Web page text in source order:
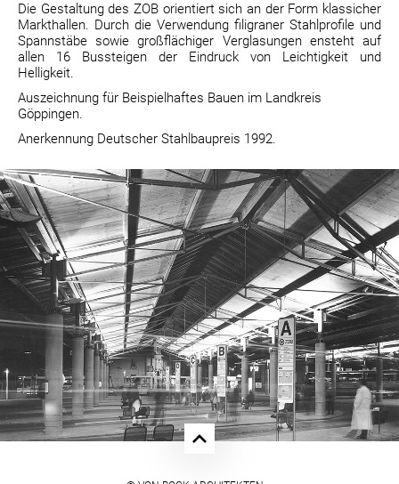
Die Gestaltung des ZOB orientiert sich an der Form klassicher
Markthallen. Durch die Verwendung filigraner Stahlprofile und
Spannstäbe sowie großflächiger Verglasungen ensteht auf
allen 16 Bussteigen der Eindruck von Leichtigkeit und
Helligkeit.
Auszeichnung für Beispielhaftes Bauen im Landkreis
Göppingen.
Anerkennung Deutscher Stahlbaupreis 1992.